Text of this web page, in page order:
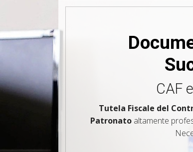
CAF
Tutela Fiscale del
Patronatoaltamente